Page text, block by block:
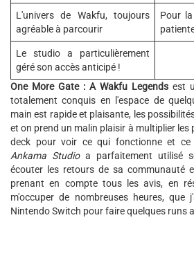
L'univers de Wakfu, toujours
agréable à parcourir
Pour
Le studio a particulièrement
géré son accès anticipé !
One More Gate : A Wakfu Legends est
totalement conquis en l'espace de
main est rapide et plaisante, les
et on prend un malin plaisir à multiplier les
deck pour voir ce qui fonctionne et
Ankama Studioa parfaitement utilisé
écouter les retours de sa communauté
prenant en compte tous les avis, en
m'occuper de nombreuses heures, que
Nintendo Switch pour faire quelques runs